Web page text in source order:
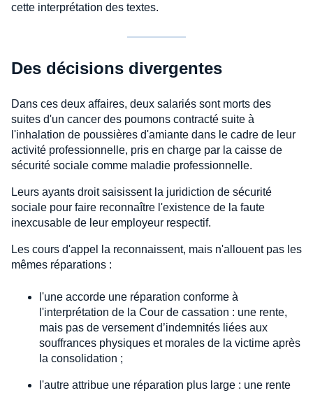
cette interprétation des textes.
Des décisions divergentes
Dans ces deux affaires, deux salariés sont morts des
suites d'un cancer des poumons contracté suite à
l'inhalation de poussières d'amiante dans le cadre de leur
activité professionnelle, pris en charge par la caisse de
sécurité sociale comme maladie professionnelle.
Leurs ayants droit saisissent la juridiction de sécurité
sociale pour faire reconnaître l'existence de la faute
inexcusable de leur employeur respectif.
Les cours d'appel la reconnaissent, mais n'allouent pas les
mêmes réparations :
l'une accorde une réparation conforme à
l'interprétation de la Cour de cassation : une rente,
mais pas de versement d’indemnités liées aux
souffrances physiques et morales de la victime après
la consolidation ;
l'autre attribue une réparation plus large : une rente